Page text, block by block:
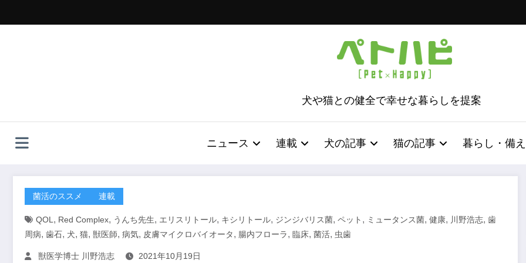
ッ
犬や猫との健全で幸せな暮らしを提案
ニュース 連載 犬の記事 猫の記事 暮らし・備え
菌活のススメ 連載
QOL , Red Complex, うんち先生, エリスリトール, キシリトール, ジンジバリス菌, ペット , ミュータンス菌, 健康, 川野浩志, 歯
周病, 歯石, 犬, 猫, 獣医師, 病気, 皮膚マイクロバイオータ, 腸内フローラ, 臨床, 菌活, 虫歯
獣医学博士 川野浩志 2021年10月19日